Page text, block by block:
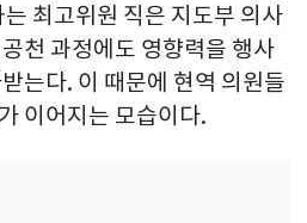
최고위원 직은 지도부 의사
천 과정에도 영향력을 행사
는다. 이 때문에 현역 의원들
이어지는 모습이다.